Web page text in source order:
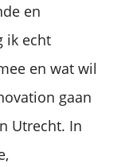
en
ik echt
en wat wil
gaan
Utrecht. In